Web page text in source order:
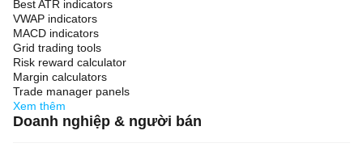
Best ATR indicators
VWAP indicators
MACD indicators
Grid trading tools
Risk reward calculator
Margin calculators
Trade manager panels
Xem thêm
Doanh nghiệp & người bán